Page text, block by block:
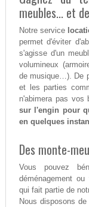
meubles... et
Notre service
permet d'éviter
s'agisse d'un
volumineux
de musique…). De
et les parties
n'abimera pas vos
sur l'engin pour
en quelques
Des monte-
Vous pouvez
déménagement
qui fait partie de
Nous disposons